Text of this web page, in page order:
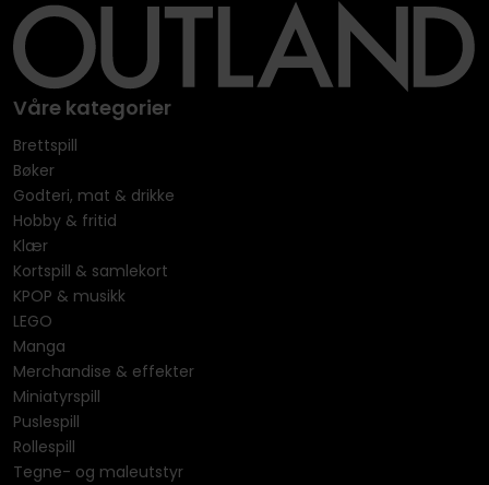
Våre kategorier
Brettspill
Bøker
Godteri, mat & drikke
Hobby & fritid
Klær
Kortspill & samlekort
KPOP & musikk
LEGO
Manga
Merchandise & effekter
Miniatyrspill
Puslespill
Rollespill
Tegne- og maleutstyr